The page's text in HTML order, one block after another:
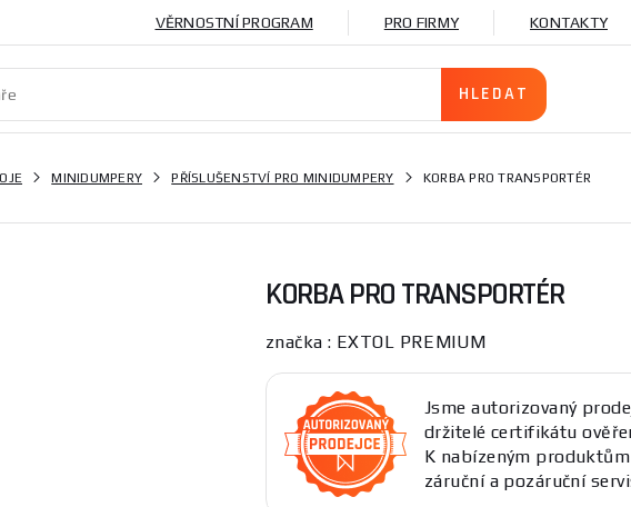
VĚRNOSTNÍ PROGRAM PRO FIRMY KONTAKTY
MINIDUMPERY PŘÍSLUŠENSTVÍ PRO MINIDUMPERY KORBA PRO TRANSPORTÉR
KORBA PRO TRANSPORTÉR
značka : EXTOL PREMIUM
Jsme autorizovaný
držitelé certifikátu
K nabízeným
záruční a pozáruční